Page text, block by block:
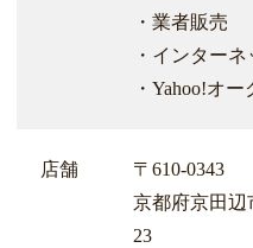
・業者販売
・インター
・Yahoo!オ
店舗
〒610-0343
京都府京田辺
23